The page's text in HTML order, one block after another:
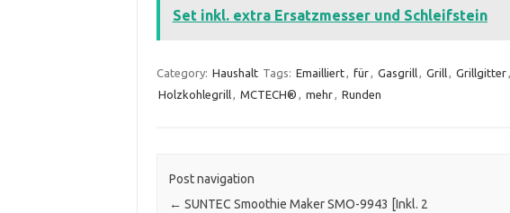
Set inkl. extra Ersatzmesser und Schleifstein
Category: Haushalt Tags: Emailliert, für, Gasgrill, Grill, Grillgitter,
Holzkohlegrill, MCTECH® , mehr, Runden
Post navigation
← SUNTEC Smoothie Maker SMO-9943 [Inkl. 2